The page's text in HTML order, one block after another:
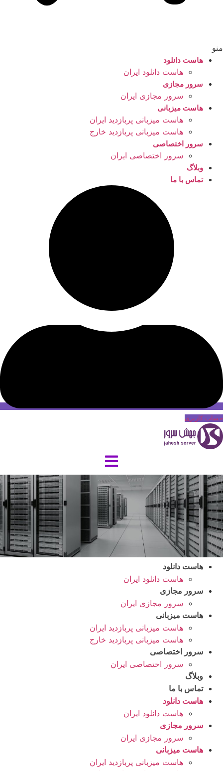
منو
هاست دانلود
هاست دانلود ایران
سرور مجازی
سرور مجازی ایران
هاست میزبانی
هاست میزبانی پربازدید ایران
هاست میزبانی پربازدید خارج
سرور اختصاصی
سرور اختصاصی ایران
وبلاگ
تماس با ما
حساب کاربری
هاست دانلود
هاست دانلود ایران
سرور مجازی
سرور مجازی ایران
هاست میزبانی
هاست میزبانی پربازدید ایران
هاست میزبانی پربازدید خارج
سرور اختصاصی
سرور اختصاصی ایران
وبلاگ
تماس با ما
هاست دانلود
هاست دانلود ایران
سرور مجازی
سرور مجازی ایران
هاست میزبانی
هاست میزبانی پربازدید ایران